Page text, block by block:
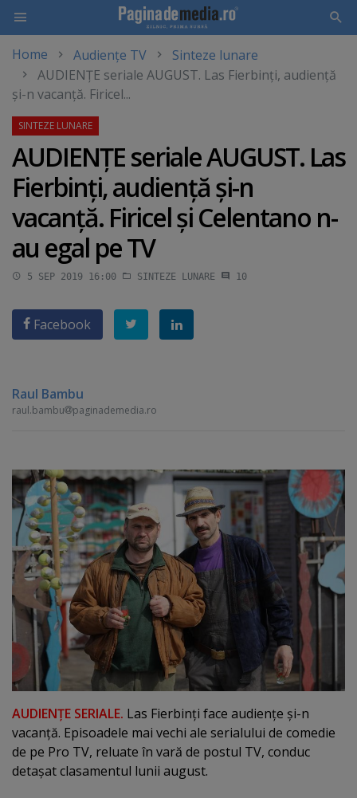
main
content
Home Audiențe TV
Sinteze lunare
AUDIENŢE seriale AUGUST. Las Fierbinţi, audienţă
şi-n vacanţă. Firicel...
AUDIENŢE seriale AUGUST. Las
Fierbinţi, audienţă şi-n
vacanţă. Firicel şi Celentano n-
au egal pe TV
5 SEP 2019 16:00 SINTEZE LUNARE 10
Facebook
Raul Bambu
raul.bambu paginademedia.ro
AUDIENŢE SERIALE. Las Fierbinţi face audienţe şi-n
vacanţă. Episoadele mai vechi ale serialului de comedie
de pe Pro TV, reluate în vară de postul TV, conduc
detaşat clasamentul lunii august.